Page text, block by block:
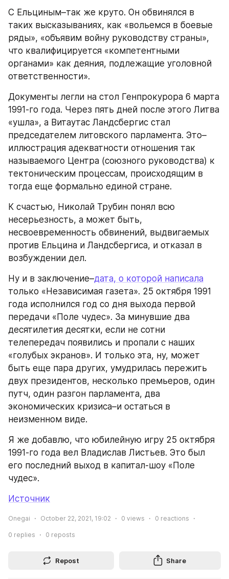
С Ельциным–так же круто. Он обвинялся в
таких высказываниях, как «вольемся в боевые
ряды», «объявим войну руководству страны»,
что квалифицируется «компетентными
органами» как деяния, подлежащие уголовной
ответственности».
Документы легли на стол Генпрокурора 6 марта
1991-го года. Через пять дней после этого Литва
«ушла», а Витаутас Ландсбергис стал
председателем литовского парламента. Это–
иллюстрация адекватности отношения так
называемого Центра (союзного руководства) к
тектоническим процессам, происходящим в
тогда еще формально единой стране.
К счастью, Николай Трубин понял всю
несерьезность, а может быть,
несвоевременность обвинений, выдвигаемых
против Ельцина и Ландсбергиса, и отказал в
возбуждении дел.
Ну и в заключение–дата, о которой написала
только «Независимая газета». 25 октября 1991
года исполнился год со дня выхода первой
передачи «Поле чудес». За минувшие два
десятилетия десятки, если не сотни
телепередач появились и пропали с наших
«голубых экранов». И только эта, ну, может
быть еще пара других, умудрилась пережить
двух президентов, несколько премьеров, один
путч, один разгон парламента, два
экономических кризиса–и остаться в
неизменном виде.
Я же добавлю, что юбилейную игру 25 октября
1991-го года вел Владислав Листьев. Это был
его последний выход в капитал-шоу «Поле
чудес».
Источник
Onegai October 22, 2021, 19:02 0 views 0 reactions
0 replies 0 reposts
Repost Share